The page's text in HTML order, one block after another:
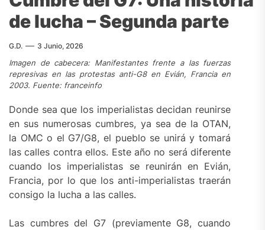
de lucha – Segunda parte
G.D. 3 Junio, 2026
Imagen de cabecera: Manifestantes frente a las fuerzas
represivas en las protestas anti-G8 en Evián, Francia en
2003. Fuente: franceinfo
Donde sea que los imperialistas decidan reunirse
en sus numerosas cumbres, ya sea de la OTAN,
la OMC o el G7/G8, el pueblo se unirá y tomará
las calles contra ellos. Este año no será diferente
cuando los imperialistas se reunirán en Evián,
Francia, por lo que los anti-imperialistas traerán
consigo la lucha a las calles.
Las cumbres del G7 (previamente G8, cuando